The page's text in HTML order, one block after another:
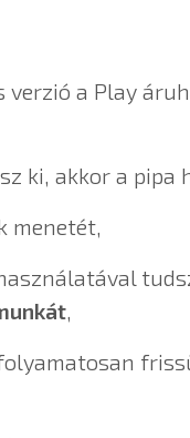
a Play
ki, akkor a pipa
menetét,
,